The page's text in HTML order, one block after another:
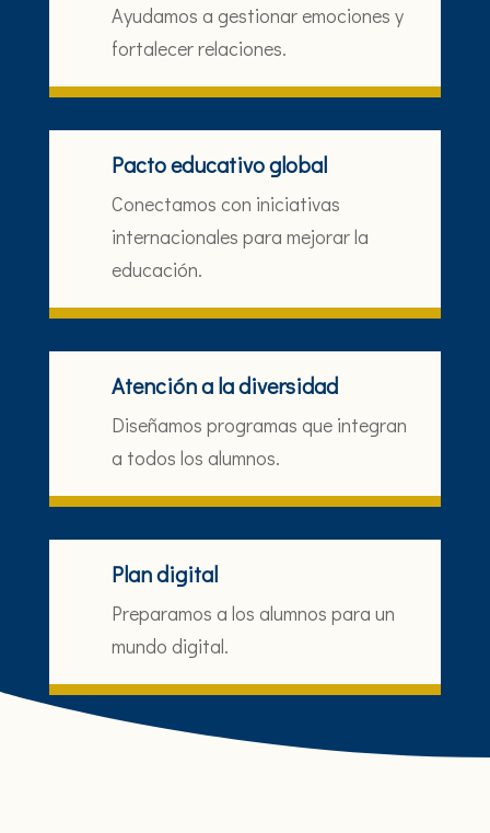
Ayudamos a gestionar emociones y
fortalecer relaciones.
Pacto educativo global
Conectamos con iniciativas
internacionales para mejorar la
educación.
Atención a la diversidad
Diseñamos programas que integran
a todos los alumnos.
Plan digital
Preparamos a los alumnos para un
mundo digital.